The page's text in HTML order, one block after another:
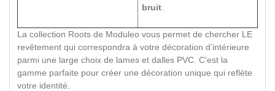
bruit
La collection Roots de Moduleo vous permet de chercher LE
revêtement qui correspondra à votre décoration d’intérieure
parmi une large choix de lames et dalles PVC. C’est la
gamme parfaite pour créer une décoration unique qui reflète
votre identité.